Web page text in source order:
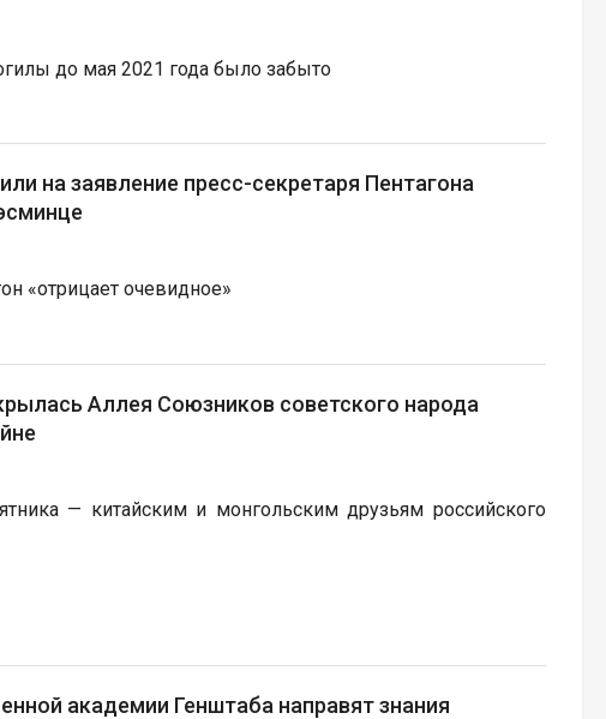
до мая 2021 года было забыто
на заявление пресс-секретаря Пентагона
«отрицает очевидное»
Аллея Союзников советского народа
— китайским и монгольским друзьям российского
академии Генштаба направят знания